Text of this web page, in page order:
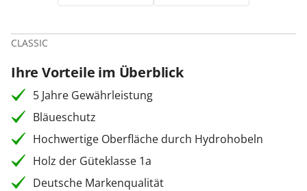
CLASSIC
Ihre Vorteile im Überblick
5 Jahre Gewährleistung
Bläueschutz
Hochwertige Oberfläche durch Hydrohobeln
Holz der Güteklasse 1a
Deutsche Markenqualität